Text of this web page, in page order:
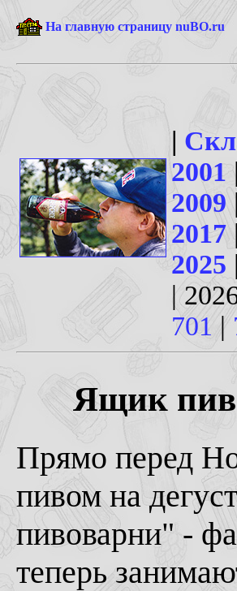
На главную страницу nuBO.ru
|
2001 |
2009|
2017 |
2025
|
701 |
Ящик
Прямо перед
пивом на
пивоварни" -
теперь